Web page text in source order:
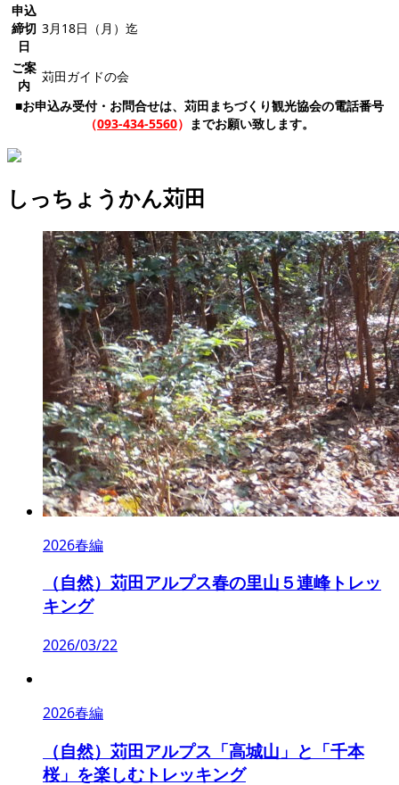
申込
締切
日
3月18日（月）迄
ご案
内
苅田ガイドの会
■お申込み受付・お問合せは、苅田まちづくり観光協会の電話番号
（093-434-5560） までお願い致します。
しっちょうかん苅田
2026春編
（自然）苅田アルプス春の里山５連峰トレッ
キング
2026/03/22
2026春編
（自然）苅田アルプス「高城山」と「千本
桜」を楽しむトレッキング